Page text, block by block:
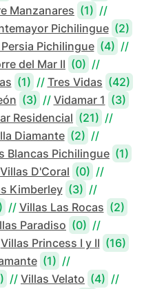
Manzanares (1) //
Pichilingue (2)
Pichilingue (4) //
del Mar II (0) //
(1) // Tres Vidas (42)
(3) // Vidamar 1 (3)
Residencial (21) //
Diamante (2) //
Blancas Pichilingue (1)
Villas D'Coral (0) //
Kimberley (3) //
// Villas Las Rocas (2)
Paradiso (0) //
Villas Princess I y II (16)
(1) //
// Villas Velato (4) //